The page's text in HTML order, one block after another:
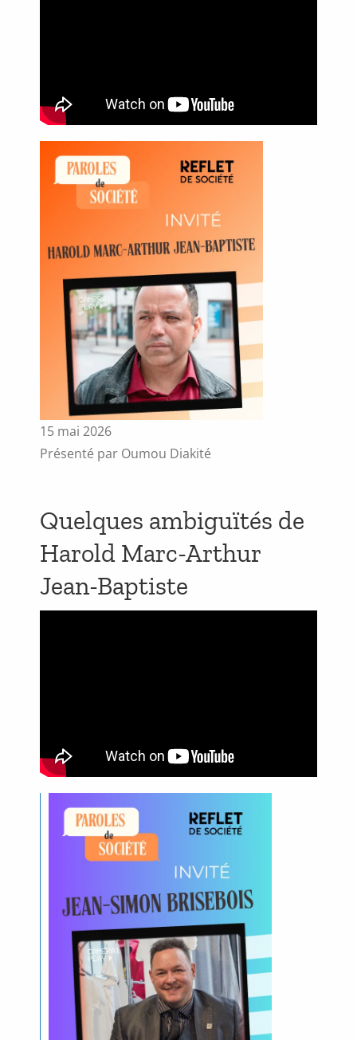
15 mai 2026
Présenté par Oumou Diakité
Quelques ambiguïtés de
Harold Marc-Arthur
Jean-Baptiste